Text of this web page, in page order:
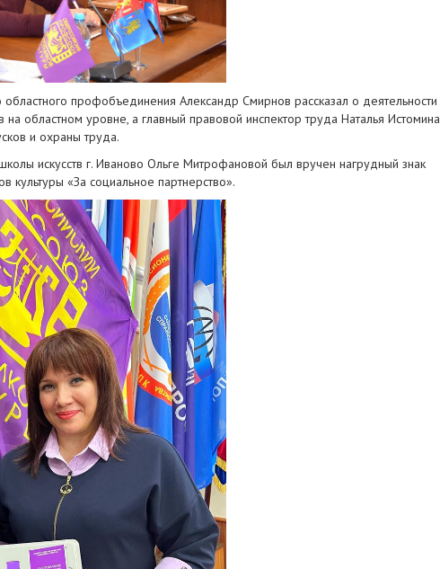
профобъединения Александр Смирнов рассказал о деятельности
областном уровне, а главный правовой инспектор труда Наталья Истомина
и охраны труда.
искусств г. Иваново Ольге Митрофановой был вручен нагрудный знак
«За социальное партнерство».